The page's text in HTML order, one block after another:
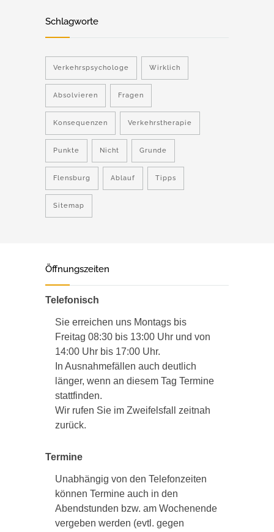
Schlagworte
Verkehrspsychologe Wirklich
Absolvieren Fragen
Konsequenzen Verkehrstherapie
Punkte Nicht Grunde
Flensburg Ablauf Tipps
Sitemap
Öffnungszeiten
Telefonisch
Sie erreichen uns Montags bis
Freitag 08:30 bis 13:00 Uhr und von
14:00 Uhr bis 17:00 Uhr.
In Ausnahmefällen auch deutlich
länger, wenn an diesem Tag Termine
stattfinden.
Wir rufen Sie im Zweifelsfall zeitnah
zurück.
Termine
Unabhängig von den Telefonzeiten
können Termine auch in den
Abendstunden bzw. am Wochenende
vergeben werden (evtl. gegen